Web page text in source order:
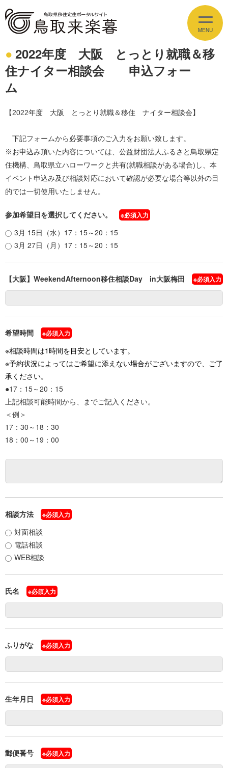
イベント情報 EVENT
住まい
暮らし LIFE
移住支援 SUPPORT
移住者インタビュー
新着情報 NEWS
資料のご紹介
標準
サイトマップ プライバシーポリシー
2022年度 大阪 とっとり就職＆移
住ナイター相談会 申込フォー
ム
【2022年度 大阪 とっとり就職＆移住 ナイター相談会】
下記フォームから必要事項のご入力をお願い致します。
※お申込み頂いた内容については、公益財団法人ふるさと鳥取県定
住機構、鳥取県立ハローワークと共有(就職相談がある場合)し、本
イベント申込み及び相談対応において確認が必要な場合等以外の目
的では一切使用いたしません。
参加希望日を選択してください。 ※必須入力
3月 15日（水）17：15～20：15
3月 27日（月）17：15～20：15
【大阪】WeekendAfternoon移住相談Day in大阪梅田 ※必須入力
希望時間 ※必須入力
※相談時間は1時間を目安としています。
※予約状況によってはご希望に添えない場合がございますので、ご了
承ください。
●17：15～20：15
上記相談可能時間から、までご記入ください。
＜例＞
17：30～18：30
18：00～19：00
相談方法 ※必須入力
対面相談
電話相談
WEB相談
氏名 ※必須入力
ふりがな ※必須入力
生年月日 ※必須入力
郵便番号 ※必須入力